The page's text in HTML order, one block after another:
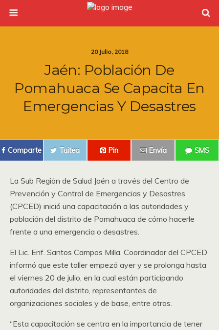
20 Julio, 2018
Jaén: Población De
Pomahuaca Se Capacita En
Emergencias Y Desastres
Comparte Tuitea Pin Envía SMS
La Sub Región de Salud Jaén a través del Centro de
Prevención y Control de Emergencias y Desastres
(CPCED) inició una capacitación a las autoridades y
población del distrito de Pomahuaca de cómo hacerle
frente a una emergencia o desastres.
El Lic. Enf. Santos Campos Milla, Coordinador del CPCED
informó que este taller empezó ayer y se prolonga hasta
el viernes 20 de julio, en la cual están participando
autoridades del distrito, representantes de
organizaciones sociales y de base, entre otros.
“Esta capacitación se centra en la importancia de tener